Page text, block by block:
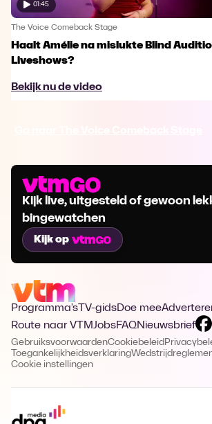
01:45
The Voice Comeback Stage
Haalt Amélie na mislukte Blind
Liveshows?
Bekijk nu de video
Kijk live, uitgesteld of gewoon
bingewatchen
Kijk op
Programma's TV-gidsDoe mee
Route naar VTMJobsFAQNieuwsbrief
GebruiksvoorwaardenCookiebeleid
Toegankelijkheidsverklaring
Cookie instellingen